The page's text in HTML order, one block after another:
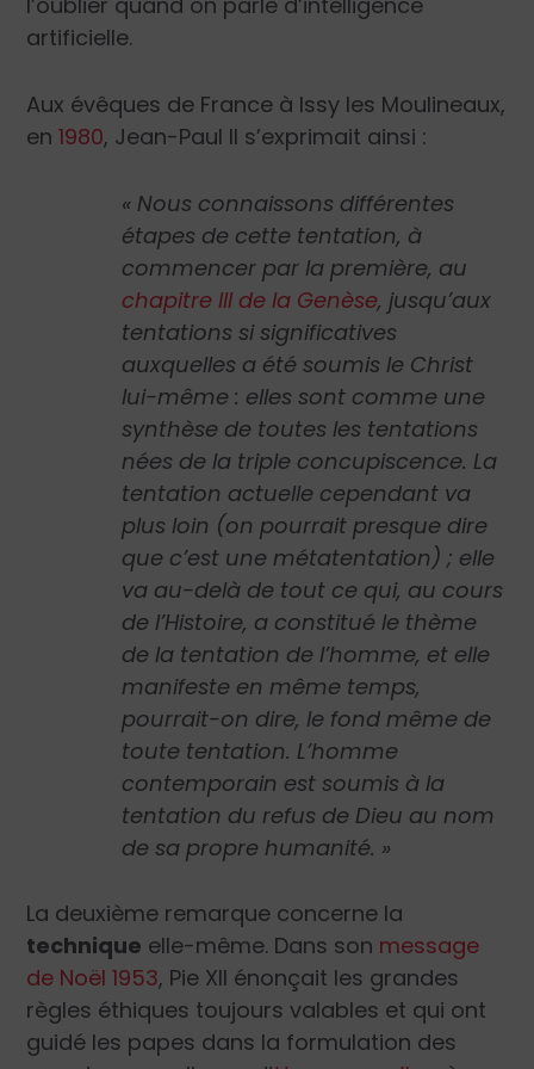
artificielle.
Aux évêques de France à Issy les Moulineaux,
en1980, Jean-Paul II s’exprimait ainsi :
« Nous connaissons différentes
étapes de cette tentation, à
commencer par la première, au
chapitre III de la Genèse, jusqu’aux
tentations si significatives
auxquelles a été soumis le Christ
lui-même : elles sont comme une
synthèse de toutes les tentations
nées de la triple concupiscence. La
tentation actuelle cependant va
plus loin (on pourrait presque dire
que c’est une métatentation) ; elle
va au-delà de tout ce qui, au cours
de l’Histoire, a constitué le thème
de la tentation de l’homme, et elle
manifeste en même temps,
pourrait-on dire, le fond même de
toute tentation. L’homme
contemporain est soumis à la
tentation du refus de Dieu au nom
de sa propre humanité. »
La deuxième remarque concerne la
technique elle-même. Dans son message
de Noël 1953, Pie XII énonçait les grandes
règles éthiques toujours valables et qui ont
guidé les papes dans la formulation des